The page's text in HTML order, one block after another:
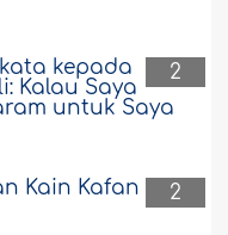
2
kepada
Kalau Saya
untuk Saya
2
Kain Kafan